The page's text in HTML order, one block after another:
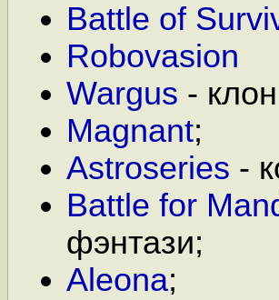
Battle of
Robovasion
Wargus -
Magnant;
Astroseries -
Battle for
фэнтази;
Aleona;